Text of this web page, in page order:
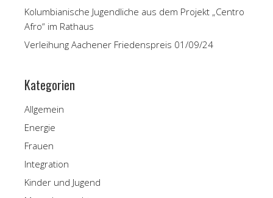
Kolumbianische Jugendliche aus dem Projekt „Centro
Afro“ im Rathaus
Verleihung Aachener Friedenspreis 01/09/24
Kategorien
Allgemein
Energie
Frauen
Integration
Kinder und Jugend